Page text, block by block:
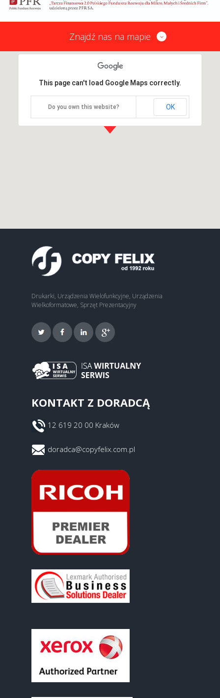
Znajdź nas na mapie
This page can't load Google Maps correctly.
Do you own this website? OK
Drukarki, Urządzenia Wielofunkcyjne, Urządzenia
Wielkoformatowe, Sprzęt Prezentacyjny
KONTAKT Z DORADCĄ
12 619 20 00 Kraków
doradca@copyfelix.com.pl